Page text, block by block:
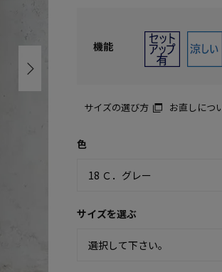
機能
サイズの選び方 お直しにつ
色
サイズを選ぶ